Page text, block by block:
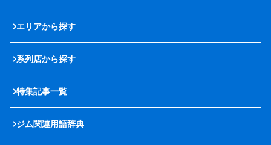
エリアから探す
系列店から探す
特集記事一覧
ジム関連用語辞典